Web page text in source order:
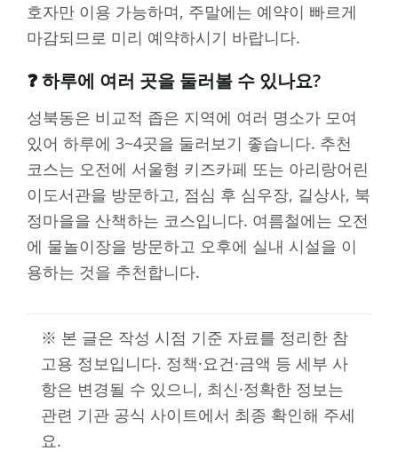
호자만 이용 가능하며, 주말에는 예약이 빠르게
마감되므로 미리 예약하시기 바랍니다.
❓ 하루에 여러 곳을 둘러볼 수 있나요?
성북동은 비교적 좁은 지역에 여러 명소가 모여
있어 하루에 3~4곳을 둘러보기 좋습니다. 추천
코스는 오전에 서울형 키즈카페 또는 아리랑어린
이도서관을 방문하고, 점심 후 심우장, 길상사, 북
정마을을 산책하는 코스입니다. 여름철에는 오전
에 물놀이장을 방문하고 오후에 실내 시설을 이
용하는 것을 추천합니다.
※ 본 글은 작성 시점 기준 자료를 정리한 참
고용 정보입니다. 정책·요건·금액 등 세부 사
항은 변경될 수 있으니, 최신·정확한 정보는
관련 기관 공식 사이트에서 최종 확인해 주세
요.